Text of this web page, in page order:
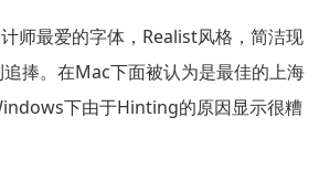
师最爱的字体，Realist风格，简洁现
捧。在Mac下面被认为是最佳的上海
下由于Hinting的原因显示很糟